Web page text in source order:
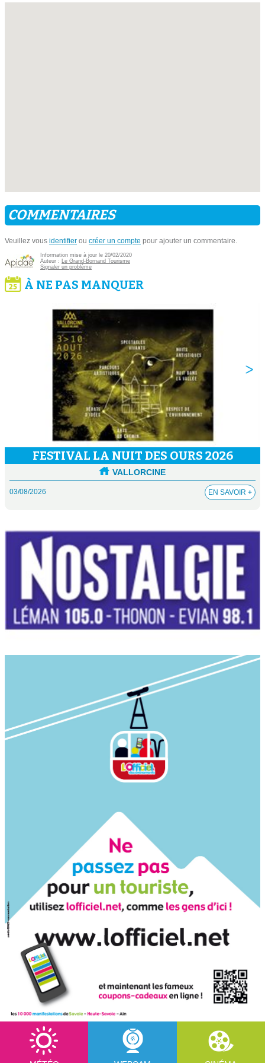
COMMENTAIRES
Veuillez vous identifier ou créer un compte pour ajouter un commentaire.
Information mise à jour le 20/02/2020
Auteur : Le Grand-Bornand Tourisme
Signaler un problème
À NE PAS MANQUER
FESTIVAL LA NUIT DES OURS 2026
VALLORCINE
03/08/2026 EN SAVOIR +